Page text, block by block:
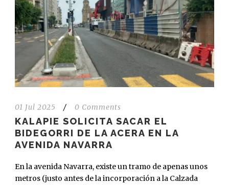
01 Jul 2025 / 0 Comments
KALAPIE SOLICITA SACAR EL
BIDEGORRI DE LA ACERA EN LA
AVENIDA NAVARRA
En la avenida Navarra, existe un tramo de apenas unos
metros (justo antes de la incorporación a la Calzada